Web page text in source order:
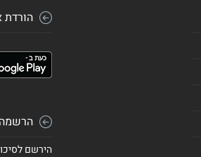
הורדת
הרשמה
הירשם